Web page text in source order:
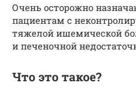
Очень осторожно
пациентам с
тяжелой ишемической
и печеночной
Что это такое?